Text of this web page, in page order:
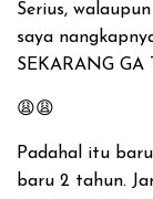
Serius,
saya
SEKARANG GA
😩😩
Padahal itu
baru 2 tahun.